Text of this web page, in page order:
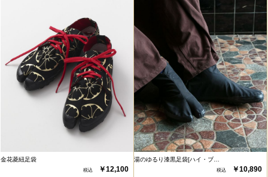
金花菱紐足袋
￥12,100
湯のゆるり漆黒足袋[ハイ・ブ…
￥10,890